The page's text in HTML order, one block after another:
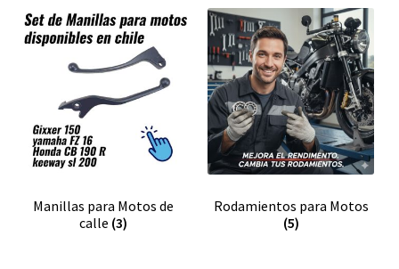
Manillas para Motos de
calle (3)
Rodamientos para Motos
(5)